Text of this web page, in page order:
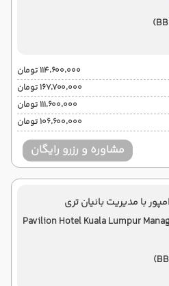
۱۱۴٬۶۰۰٬۰۰۰ تومان
۱۶۷٬۷۰۰٬۰۰۰ تومان
۱۱۱٬۶۰۰٬۰۰۰ تومان
۱۰۶٬۶۰۰٬۰۰۰ تومان
مشاوره و رزرو رایگان
با مدیریت بانیان تری
Pavilion Hotel Kuala Lumpur